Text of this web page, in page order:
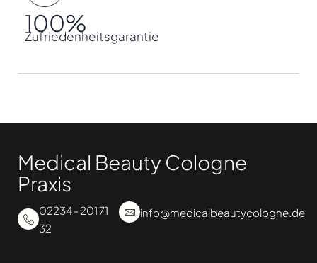
100%
Zufriedenheitsgarantie
Medical Beauty Cologne
Praxis
02234 - 201 71
32
info@medicalbeautycologne.de